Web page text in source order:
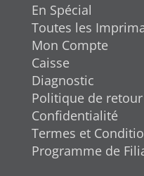
En Spécial
Toutes les
Mon Compte
Caisse
Diagnostic
Politique de retour
Confidentialité
Termes et
Programme de